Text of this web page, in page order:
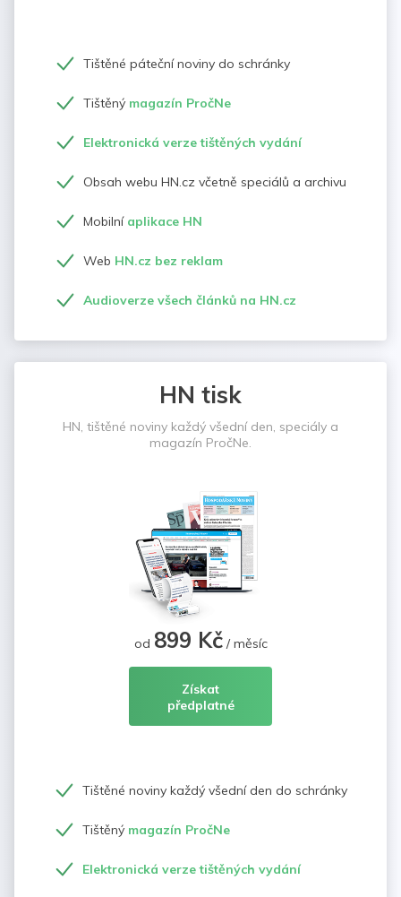
Tištěné páteční noviny do schránky
Tištěný magazín PročNe
Elektronická verze tištěných vydání
Obsah webu HN.cz včetně speciálů a archivu
Mobilní aplikace HN
Web HN.cz bez reklam
Audioverze všech článků na HN.cz
HN tisk
HN, tištěné noviny každý všední den, speciály a
magazín PročNe.
od 899 Kč/ měsíc
Získat
předplatné
Tištěné noviny každý všední den do schránky
Tištěný magazín PročNe
Elektronická verze tištěných vydání